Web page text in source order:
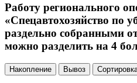
Работу регионального
«Спецавтохозяйство по
раздельно собранными
можно разделить на 4
Накопление Вывоз